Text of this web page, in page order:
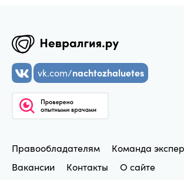
vk.com/nachtozhaluetes
Правообладателям
Команда
Вакансии
Контакты
О сайте